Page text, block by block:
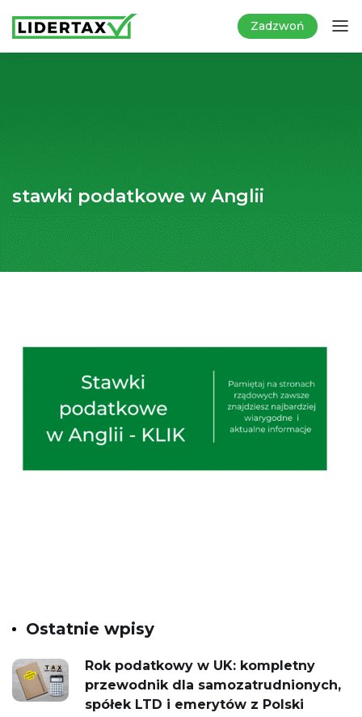
Zadzwoń
stawki podatkowe w Anglii
Ostatnie wpisy
Rok podatkowy w UK: kompletny
przewodnik dla samozatrudnionych,
spółek LTD i emerytów z Polski